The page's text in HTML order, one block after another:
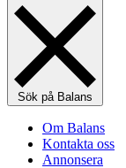
Sök på Balans
Om Balans
Kontakta oss
Annonsera